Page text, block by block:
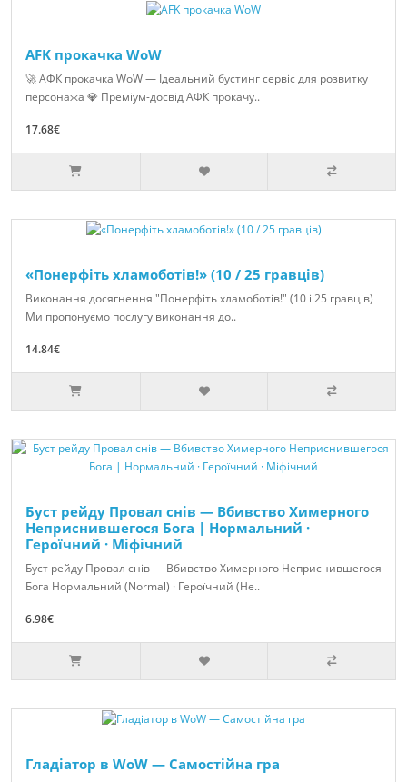
AFK прокачка WoW
🚀 АФК прокачка WoW — Ідеальний бустинг сервіс для розвитку
персонажа 💎 Преміум-досвід АФК прокачу..
17.68€
«Понерфіть хламоботів!» (10 / 25 гравців)
Виконання досягнення "Понерфіть хламоботів!" (10 і 25 гравців)
Ми пропонуємо послугу виконання до..
14.84€
Буст рейду Провал снів — Вбивство Химерного
Неприснившегося Бога | Нормальний ·
Героїчний · Міфічний
Буст рейду Провал снів — Вбивство Химерного Неприснившегося
Бога Нормальний (Normal) · Героїчний (He..
6.98€
Гладіатор в WoW — Самостійна гра